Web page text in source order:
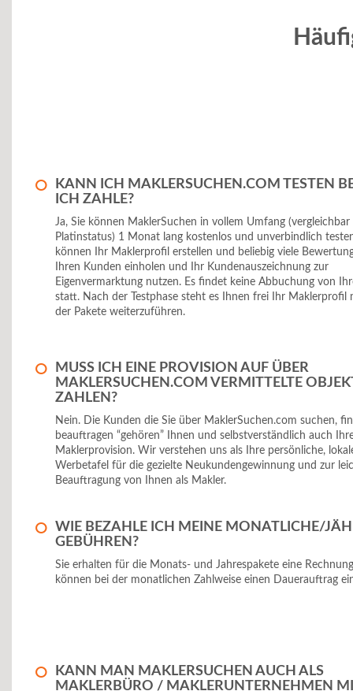
KANN ICH MAKLERSUCHEN.COM TESTEN
ICH ZAHLE?
Ja, Sie können MaklerSuchen in vollem Umfang
Platinstatus) 1 Monat lang kostenlos und unverbindlich
können Ihr Maklerprofil erstellen und beliebig viele
Ihren Kunden einholen und Ihr Kundenauszeichnung zur
Eigenvermarktung nutzen. Es findet keine Abbuchung von
statt. Nach der Testphase steht es Ihnen frei Ihr Maklerprofil
der Pakete weiterzuführen.
MUSS ICH EINE PROVISION AUF ÜBER
MAKLERSUCHEN.COM VERMITTELTE
ZAHLEN?
Nein. Die Kunden die Sie über MaklerSuchen.com suchen,
beauftragen “gehören” Ihnen und selbstverständlich auch
Maklerprovision. Wir verstehen uns als Ihre persönliche,
Werbetafel für die gezielte Neukundengewinnung und zur
Beauftragung von Ihnen als Makler.
WIE BEZAHLE ICH MEINE MONATLICHE/
GEBÜHREN?
Sie erhalten für die Monats- und Jahrespakete eine
können bei der monatlichen Zahlweise einen Dauerauftrag
KANN MAN MAKLERSUCHEN AUCH ALS
MAKLERBÜRO / MAKLERUNTERNEHMEN